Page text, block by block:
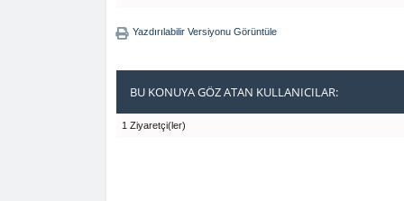
Yazdırılabilir Versiyonu Görüntüle
BU KONUYA GÖZ ATAN KULLANICILAR:
1 Ziyaretçi(ler)